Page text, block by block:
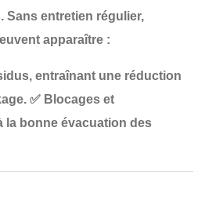
. Sans entretien régulier,
apparaître :
, entraînant une réduction
✅ Blocages et
la bonne évacuation des